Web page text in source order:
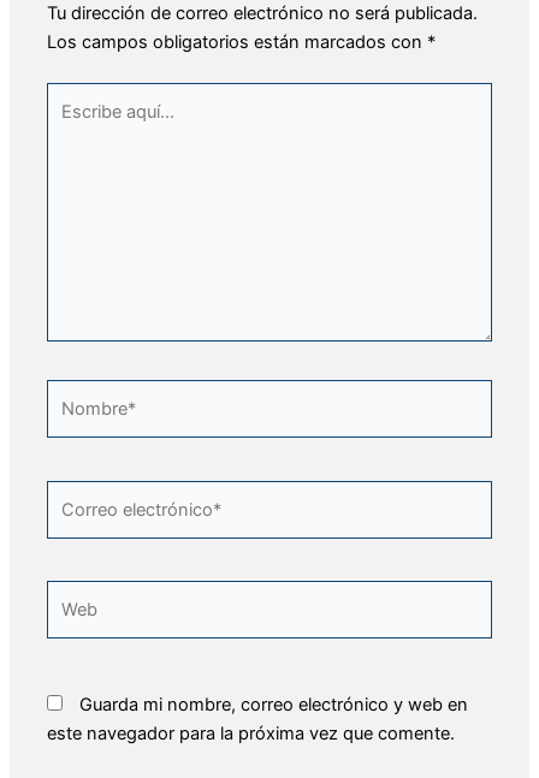
Tu dirección de correo electrónico no será publicada.
Los campos obligatorios están marcados con *
aquí...
electrónico*
Guarda mi nombre, correo electrónico y web en
este navegador para la próxima vez que comente.